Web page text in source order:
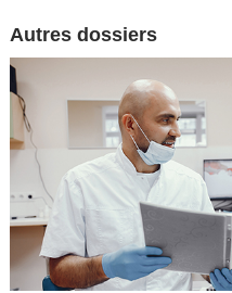
Autres dossiers